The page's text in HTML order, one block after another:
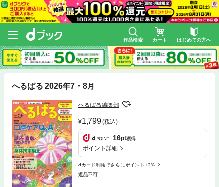
作品検索 カート はじめての方へ
へるぱる 2026年7・8月
へるぱる編集部
1,799(税込)
16pt獲得
ポイント詳細
dカード利用でさらにポイント+2%
返品不可